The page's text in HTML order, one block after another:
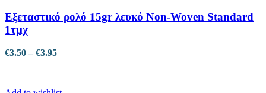
επιλεγούν
προϊόντος
Εξεταστικό ρολό 15gr λευκό Non-Woven Standard
1τμχ
€3.50 – €3.95Price